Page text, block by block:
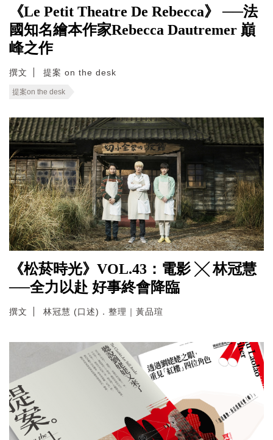
《Le Petit Theatre De Rebecca》 ──法
國知名繪本作家Rebecca Dautremer 巔
峰之作
撰文 提案 on the desk
提案on the desk
《松菸時光》VOL.43：電影 ╳ 林冠慧
──全力以赴 好事終會降臨
撰文 林冠慧 (口述)．整理｜黃品瑄